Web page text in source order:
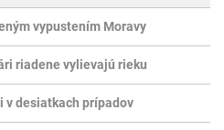
vypustením Moravy
riadene vylievajú rieku
v desiatkach prípadov